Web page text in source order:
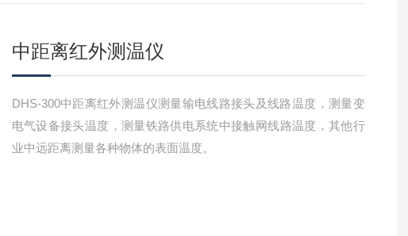
中距离红外测温仪
DHS-300中距离红外测温仪测量输电线路接头及线路温度，测量变
电气设备接头温度，测量铁路供电系统中接触网线路温度，其他行
业中远距离测量各种物体的表面温度。